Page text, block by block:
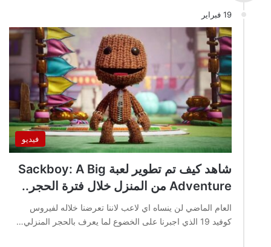
19 فبراير
فيديو
شاهد كيف تم تطوير لعبة Sackboy: A Big
Adventure من المنزل خلال فترة الحجر..
العام الماضي لن ينساه اي لاعب لاننا تعرضنا خلاله لفيروس
كوفيد 19 الذي اجبرنا على الخضوع لما يعرف بالحجر المنزلي…